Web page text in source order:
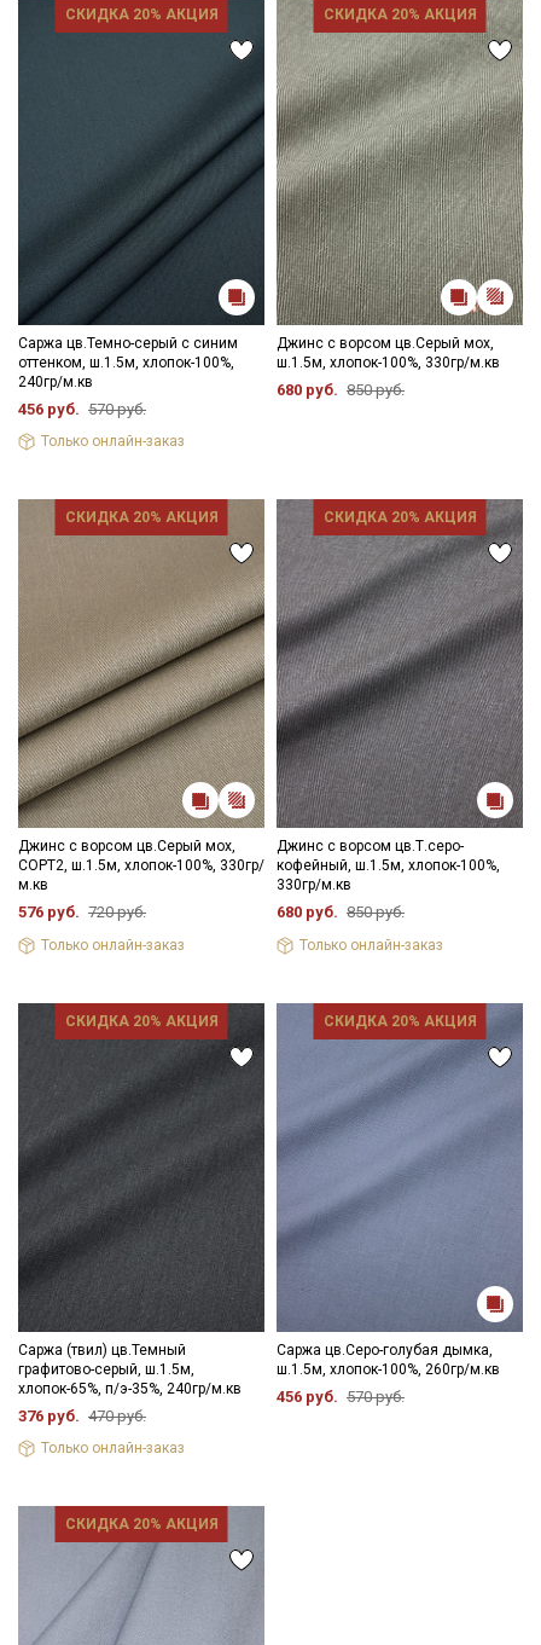
СКИДКА 20% АКЦИЯ
Саржа цв.Темно-серый с синим
оттенком, ш.1.5м, хлопок-100%,
240гр/м.кв
456 руб. 570 руб.
Только онлайн-заказ
СКИДКА 20% АКЦИЯ
Джинс с ворсом цв.Серый мох,
ш.1.5м, хлопок-100%, 330гр/м.кв
680 руб. 850 руб.
СКИДКА 20% АКЦИЯ
Джинс с ворсом цв.Серый мох,
СОРТ2, ш.1.5м, хлопок-100%, 330гр/
м.кв
576 руб. 720 руб.
Только онлайн-заказ
СКИДКА 20% АКЦИЯ
Джинс с ворсом цв.Т.серо-
кофейный, ш.1.5м, хлопок-100%,
330гр/м.кв
680 руб. 850 руб.
Только онлайн-заказ
СКИДКА 20% АКЦИЯ
Саржа (твил) цв.Темный
графитово-серый, ш.1.5м,
хлопок-65%, п/э-35%, 240гр/м.кв
376 руб. 470 руб.
Только онлайн-заказ
СКИДКА 20% АКЦИЯ
Саржа цв.Серо-голубая дымка,
ш.1.5м, хлопок-100%, 260гр/м.кв
456 руб. 570 руб.
СКИДКА 20% АКЦИЯ